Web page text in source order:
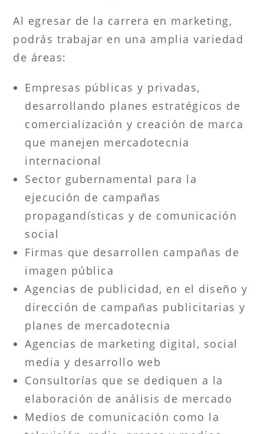
Al egresar de la carrera en marketing,
podrás trabajar en una amplia variedad
de áreas:
Empresas públicas y privadas,
desarrollando planes estratégicos de
comercialización y creación de marca
que manejen mercadotecnia
internacional
Sector gubernamental para la
ejecución de campañas
propagandísticas y de comunicación
social
Firmas que desarrollen campañas de
imagen pública
Agencias de publicidad, en el diseño y
dirección de campañas publicitarias y
planes de mercadotecnia
Agencias de marketing digital, social
media y desarrollo web
Consultorías que se dediquen a la
elaboración de análisis de mercado
Medios de comunicación como la